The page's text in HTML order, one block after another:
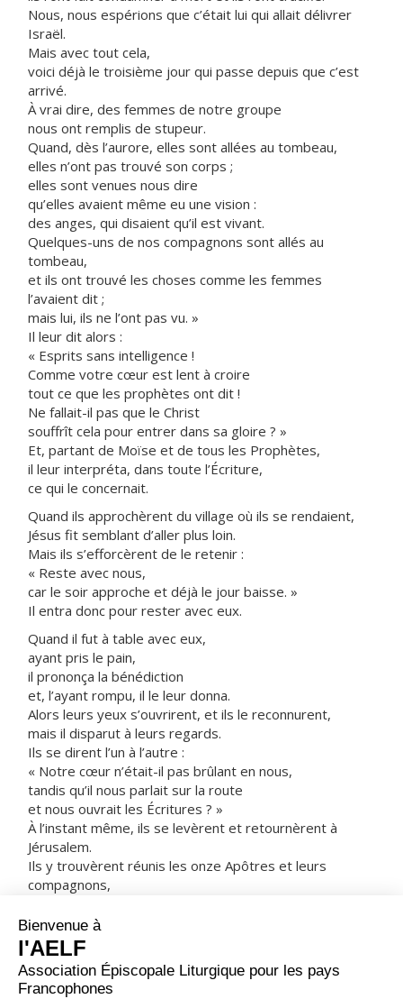
Nous, nous espérions que c’était lui qui allait délivrer
Israël.
Mais avec tout cela,
voici déjà le troisième jour qui passe depuis que c’est
arrivé.
À vrai dire, des femmes de notre groupe
nous ont remplis de stupeur.
Quand, dès l’aurore, elles sont allées au tombeau,
elles n’ont pas trouvé son corps ;
elles sont venues nous dire
qu’elles avaient même eu une vision :
des anges, qui disaient qu’il est vivant.
Quelques-uns de nos compagnons sont allés au
tombeau,
et ils ont trouvé les choses comme les femmes
l’avaient dit ;
mais lui, ils ne l’ont pas vu. »
Il leur dit alors :
« Esprits sans intelligence !
Comme votre cœur est lent à croire
tout ce que les prophètes ont dit !
Ne fallait-il pas que le Christ
souffrît cela pour entrer dans sa gloire ? »
Et, partant de Moïse et de tous les Prophètes,
il leur interpréta, dans toute l’Écriture,
ce qui le concernait.
Quand ils approchèrent du village où ils se rendaient,
Jésus fit semblant d’aller plus loin.
Mais ils s’efforcèrent de le retenir :
« Reste avec nous,
car le soir approche et déjà le jour baisse. »
Il entra donc pour rester avec eux.
Quand il fut à table avec eux,
ayant pris le pain,
il prononça la bénédiction
et, l’ayant rompu, il le leur donna.
Alors leurs yeux s’ouvrirent, et ils le reconnurent,
mais il disparut à leurs regards.
Ils se dirent l’un à l’autre :
« Notre cœur n’était-il pas brûlant en nous,
tandis qu’il nous parlait sur la route
et nous ouvrait les Écritures ? »
À l’instant même, ils se levèrent et retournèrent à
Jérusalem.
Ils y trouvèrent réunis les onze Apôtres et leurs
compagnons,
« Le Seigneur est réellement ressuscité :
il est apparu à Simon-Pierre. »
À leur tour, ils racontaient ce qui s’était passé sur la
route,